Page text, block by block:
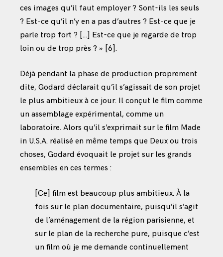
ces images qu’il faut employer ? Sont-ils les seuls
? Est-ce qu’il n’y en a pas d’autres ? Est-ce que je
parle trop fort ? […] Est-ce que je regarde de trop
loin ou de trop près ? » [6].
Déjà pendant la phase de production proprement
dite, Godard déclarait qu’il s’agissait de son projet
le plus ambitieux à ce jour. Il conçut le film comme
un assemblage expérimental, comme un
laboratoire. Alors qu’il s’exprimait sur le film Made
in U.S.A. réalisé en même temps que Deux ou trois
choses, Godard évoquait le projet sur les grands
ensembles en ces termes :
[Ce] film est beaucoup plus ambitieux. À la
fois sur le plan documentaire, puisqu’il s’agit
de l’aménagement de la région parisienne, et
sur le plan de la recherche pure, puisque c’est
un film où je me demande continuellement